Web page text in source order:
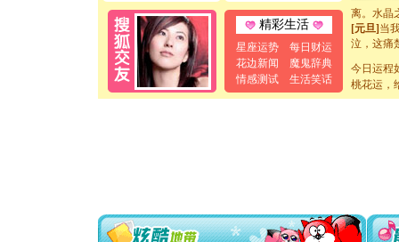
精彩生活
星座运势
每日财运
花边新闻
魔鬼辞典
情感测试
生活笑话
离。水晶
[元旦] 当
泣，这痛
[春节]风
颜！冬去
道一声平
能正大光
天都要快
今日运程
桃花运，